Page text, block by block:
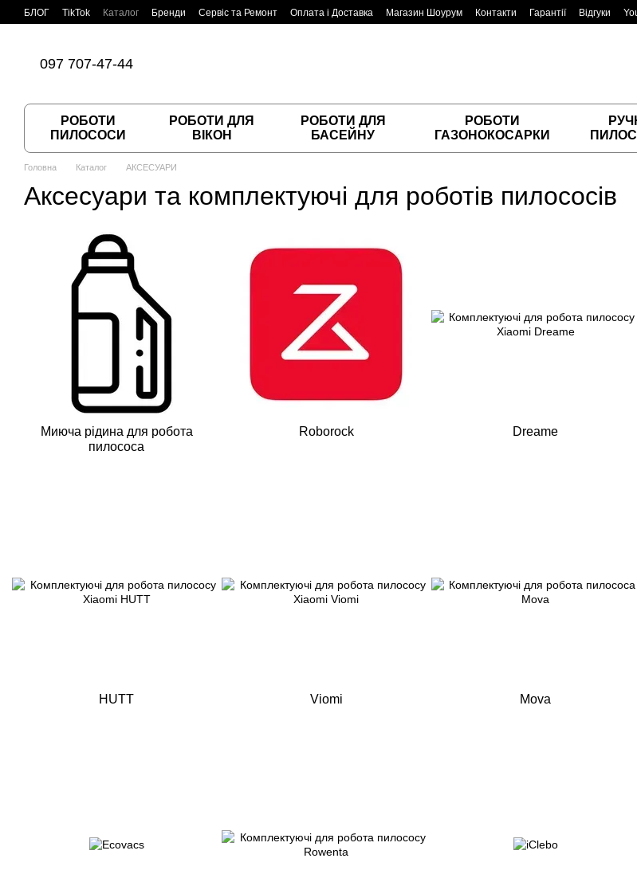
Перейти до основного контенту
БЛОГ TikTok Каталог Бренди Сервіс та Ремонт Оплата і Доставка Магазин Шоурум Контакти Гарантії Відгуки
097 707-47-44
РОБОТИ
ПИЛОСОСИ
РОБОТИ ДЛЯ
ВІКОН
РОБОТИ ДЛЯ
БАСЕЙНУ
РОБОТИ
ГАЗОНОКОСАРКИ
Головна Каталог АКСЕСУАРИ
Аксесуари та комплектуючі для роботів пилососів
Миюча рідина для робота
пилососа
Roborock Dreame
HUTT Viomi Mova